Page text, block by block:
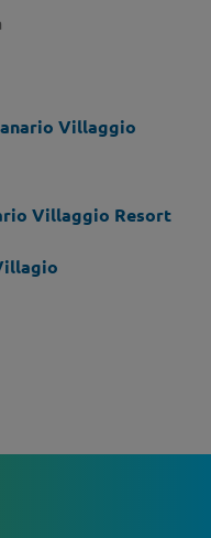
Villaggio
Villaggio Resort